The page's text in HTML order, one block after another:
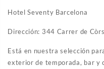
Hotel Seventy Barcelona
Dirección: 344 Carrer de
Está en nuestra selección
exterior de temporada, bar y